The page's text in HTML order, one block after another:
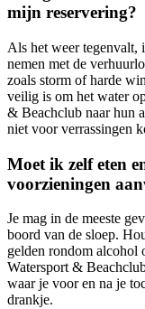
mijn reservering?
Als het weer tegenvalt,
nemen met de
zoals storm of harde
veilig is om het water
& Beachclub naar hun
niet voor verrassingen
Moet ik zelf eten
voorzieningen
Je mag in de meeste
boord van de sloep.
gelden rondom alcohol
Watersport &
waar je voor en na je
drankje.